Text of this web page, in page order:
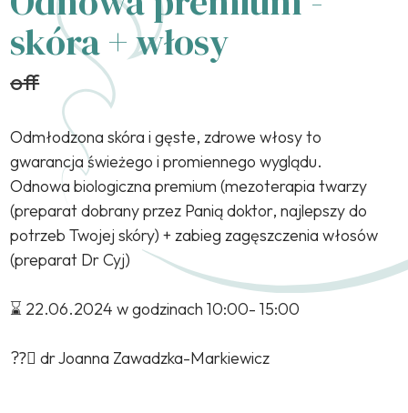
skóra + włosy
off
Odmłodzona skóra i gęste, zdrowe włosy to
gwarancja świeżego i promiennego wyglądu.
Odnowa biologiczna premium (mezoterapia twarzy
(preparat dobrany przez Panią doktor, najlepszy do
potrzeb Twojej skóry) + zabieg zagęszczenia włosów
(preparat Dr Cyj)
⌛ 22.06.2024 w godzinach 10:00- 15:00
??‍⚕ dr Joanna Zawadzka-Markiewicz